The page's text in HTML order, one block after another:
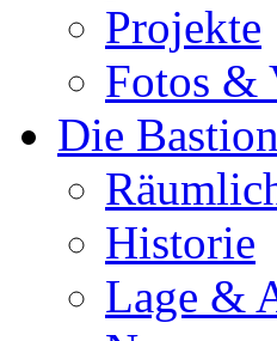
Projekte
Fotos &
Die Bastion
Historie
Lage &